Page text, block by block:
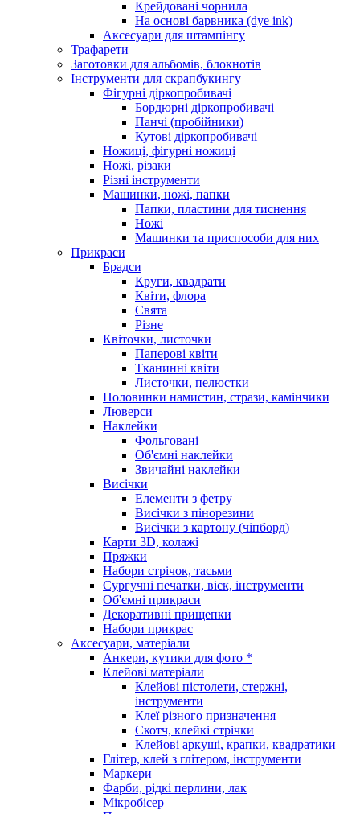
Крейдовані чорнила
На основі барвника (dye ink)
Аксесуари для штампінгу
Трафарети
Заготовки для альбомів, блокнотів
Інструменти для скрапбукингу
Фігурні діркопробивачі
Бордюрні діркопробивачі
Панчі (пробійники)
Кутові діркопробивачі
Ножиці, фігурні ножиці
Ножі, різаки
Різні інструменти
Машинки, ножі, папки
Папки, пластини для тиснення
Ножі
Машинки та приспособи для них
Прикраси
Брадси
Круги, квадрати
Квіти, флора
Свята
Різне
Квіточки, листочки
Паперові квіти
Тканинні квіти
Листочки, пелюстки
Половинки намистин, стрази, камінчики
Люверси
Наклейки
Фольговані
Об'ємні наклейки
Звичайні наклейки
Висічки
Елементи з фетру
Висічки з пінорезини
Висічки з картону (чіпборд)
Карти 3D, колажі
Пряжки
Набори стрічок, тасьми
Сургучні печатки, віск, інструменти
Об'ємні прикраси
Декоративні прищепки
Набори прикрас
Аксесуари, матеріали
Анкери, кутики для фото *
Клейові матеріали
Клейові пістолети, стержні,
інструменти
Клеї різного призначення
Скотч, клейкі стрічки
Клейові аркуші, крапки, квадратики
Глітер, клей з глітером, інструменти
Маркери
Фарби, рідкі перлини, лак
Мікробісер